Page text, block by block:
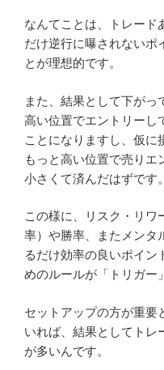
なんてことは、トレード
だけ逆行に曝されないポ
とが理想的です。
また、結果として下がっ
高い位置でエントリーし
ことになりますし、仮に
もっと高い位置で売りエ
小さくて済んだはずです。
この様に、リスク・リワ
率）や勝率、またメンタ
るだけ効率の良いポイン
めのルールが「トリガー
セットアップの方が重要
いれば、結果としてトレ
が多いんです。